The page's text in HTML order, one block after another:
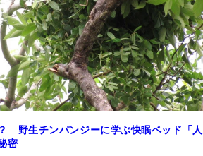
野生チンパンジーに学ぶ快眠ベッド「人
密